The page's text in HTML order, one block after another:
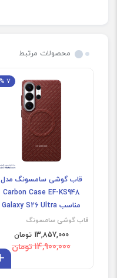
محصولات مرتبط
7 %
قاب گوشی سامسونگ مدل
Carbon Case EF-KS948
مناسب Galaxy S26 Ultra
قاب گوشی سامسونگ
13,857,000 تومان
14,900,000 تومان